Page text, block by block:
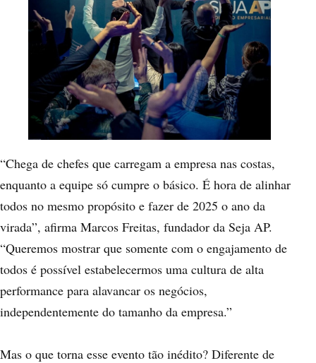
“Chega de chefes que carregam a empresa nas costas,
enquanto a equipe só cumpre o básico. É hora de alinhar
todos no mesmo propósito e fazer de 2025 o ano da
virada”, afirma Marcos Freitas, fundador da Seja AP.
“Queremos mostrar que somente com o engajamento de
todos é possível estabelecermos uma cultura de alta
performance para alavancar os negócios,
independentemente do tamanho da empresa.”
Mas o que torna esse evento tão inédito? Diferente de